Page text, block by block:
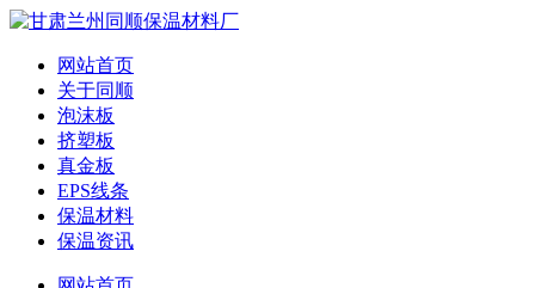
网站首页
关于同顺
泡沫板
挤塑板
真金板
EPS线条
保温材料
保温资讯